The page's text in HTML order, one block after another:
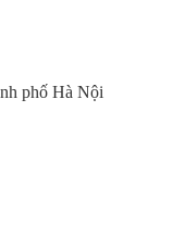
phố Hà Nội